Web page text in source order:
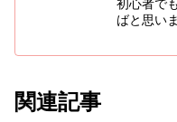
初心者で
ばと思い
関連記事